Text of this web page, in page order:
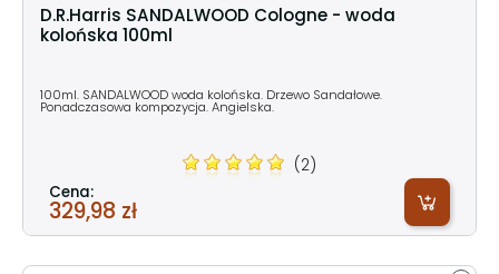
D.R.Harris SANDALWOOD Cologne - woda
kolońska 100ml
100ml. SANDALWOOD woda kolońska. Drzewo Sandałowe.
Ponadczasowa kompozycja. Angielska.
(2)
Cena:
329,98 zł